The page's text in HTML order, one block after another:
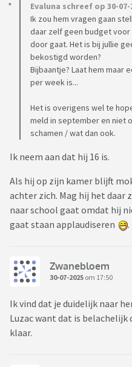
Evaluna schreef op 30-07-
Ik zou hem vragen gaan
daar zelf geen budget
door gaat. Het is bij jullie
bekostigd worden?
Bijbaantje? Laat hem maar
per week is...
Het is overigens wel te
meld in september en niet
schamen / wat dan ook.
Ik neem aan dat hij 16 is.
Als hij op zijn kamer blijft
achter zich. Mag hij het
naar school gaat omdat hij
gaat staan applaudiseren
.
Zwanebloem
30-07-2025 om 17:50
Ik vind dat je duidelijk naar
Luzac want dat is belachelijk
klaar.